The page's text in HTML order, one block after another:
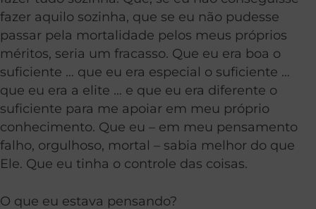
fazer aquilo sozinha, que se eu não pudesse
passar pela mortalidade pelos meus próprios
méritos, seria um fracasso. Que eu era boa o
suficiente … que eu era especial o suficiente …
que eu era a elite … e que eu era diferente o
suficiente para me apoiar em meu próprio
conhecimento. Que eu – em meu pensamento
falho, orgulhoso, mortal – sabia melhor do que
Ele. Que eu tinha o controle das coisas.
O que eu estava pensando?